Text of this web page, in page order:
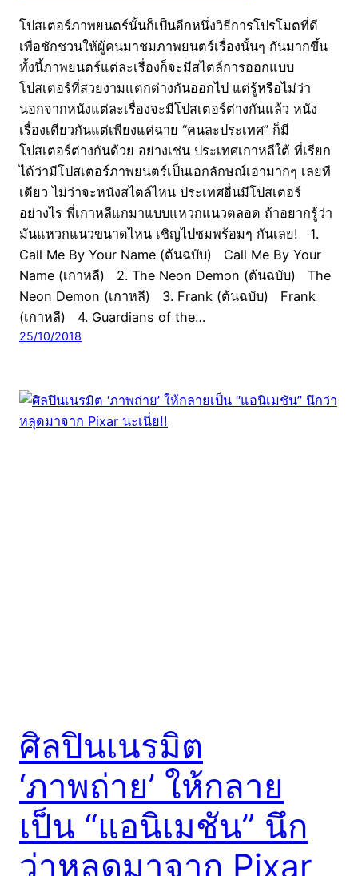
โปสเตอร์ภาพยนตร์นั้นก็เป็นอีกหนึ่งวิธีการโปรโมตที่ดี
เพื่อชักชวนให้ผู้คนมาชมภาพยนตร์เรื่องนั้นๆ กันมากขึ้น
ทั้งนี้ภาพยนตร์แต่ละเรื่องก็จะมีสไตล์การออกแบบ
โปสเตอร์ที่สวยงามแตกต่างกันออกไป แต่รู้หรือไม่ว่า
นอกจากหนังแต่ละเรื่องจะมีโปสเตอร์ต่างกันแล้ว หนัง
เรื่องเดียวกันแต่เพียงแค่ฉาย “คนละประเทศ” ก็มี
โปสเตอร์ต่างกันด้วย อย่างเช่น ประเทศเกาหลีใต้ ที่เรียก
ได้ว่ามีโปสเตอร์ภาพยนตร์เป็นเอกลักษณ์เอามากๆ เลยที
เดียว ไม่ว่าจะหนังสไตล์ไหน ประเทศอื่นมีโปสเตอร์
อย่างไร พี่เกาหลีแกมาแบบแหวกแนวตลอด ถ้าอยากรู้ว่า
มันแหวกแนวขนาดไหน เชิญไปชมพร้อมๆ กันเลย! 1.
Call Me By Your Name (ต้นฉบับ) Call Me By Your
Name (เกาหลี) 2. The Neon Demon (ต้นฉบับ) The
Neon Demon (เกาหลี) 3. Frank (ต้นฉบับ) Frank
(เกาหลี) 4. Guardians of the…
25/10/2018
ศิลปินเนรมิต
‘ภาพถ่าย’ ให้กลาย
เป็น “แอนิเมชัน” นึก
ว่าหลุดมาจาก Pixar